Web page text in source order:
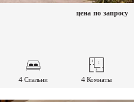
цена по запросу
4 Спальни 4 Комнаты